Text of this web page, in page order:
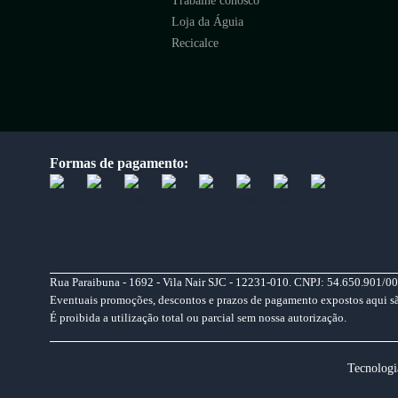
Loja da Águia
Recicalce
Formas de pagamento:
Rua Paraibuna - 1692 - Vila Nair SJC - 12231-010. CNPJ: 54.650.901/
Eventuais promoções, descontos e prazos de pagamento expostos
É proibida a utilização total ou parcial sem nossa autorização.